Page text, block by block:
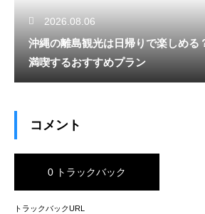
2026.08.06
沖縄の離島観光は日帰りで楽しめる
満喫するおすすめプラン
コメント
0 トラックバック
トラックバックURL